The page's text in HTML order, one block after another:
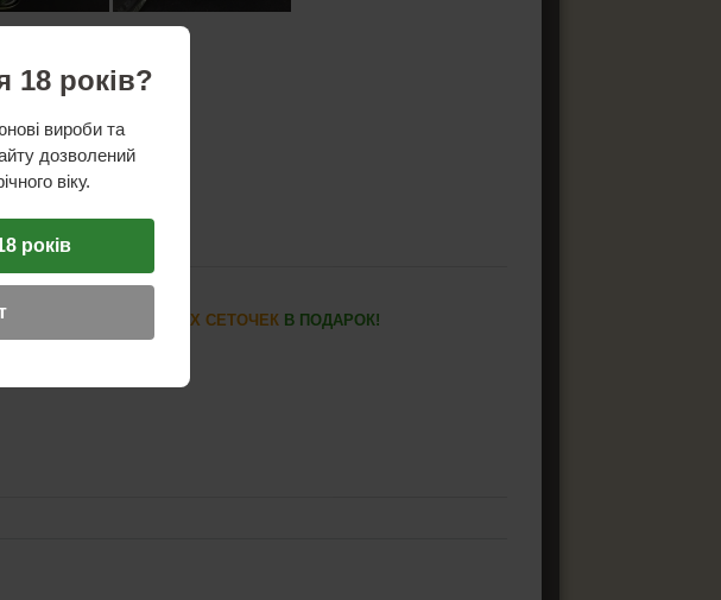
ПЯТИ МЕТАЛЛИЧЕСКИХ СЕТОЧЕК В ПОДАРОК!
років?
вироби та
дозволений
віку.
років